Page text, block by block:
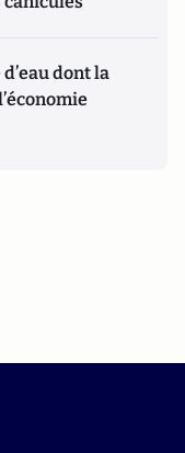
dont la